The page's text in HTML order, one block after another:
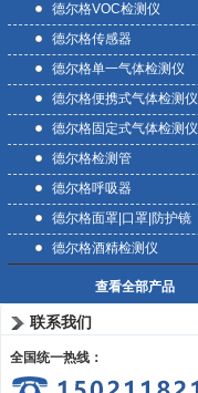
德尔格VOC检测仪
德尔格传感器
德尔格单一气体检测仪
德尔格便携式气体检测仪
德尔格固定式气体检测仪
德尔格检测管
德尔格呼吸器
德尔格面罩|口罩|防护镜
德尔格酒精检测仪
查看全部产品
联系我们
全国统一热线：